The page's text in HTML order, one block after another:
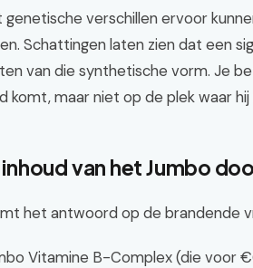
verschillen ervoor
Schattingen laten zien dat een
van die synthetische vorm. Je
komt, maar niet op de plek waar hij
inhoud van het Jumbo
het antwoord op de brandende
Vitamine B-Complex (die voor